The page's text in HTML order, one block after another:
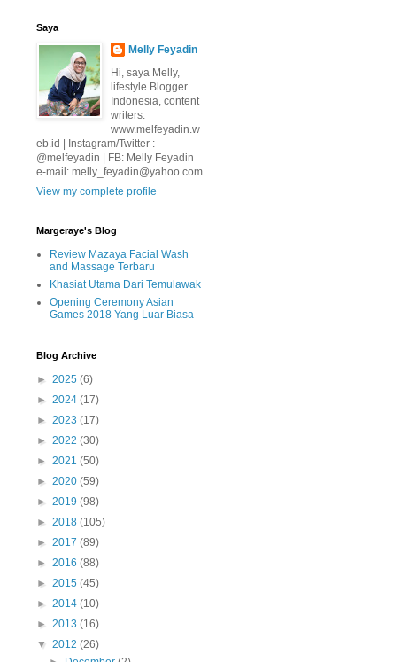
Saya
Melly Feyadin
Hi, saya Melly,
lifestyle Blogger
Indonesia, content
writers.
www.melfeyadin.w
eb.id | Instagram/Twitter :
@melfeyadin | FB: Melly Feyadin
e-mail: melly_feyadin@yahoo.com
View my complete profile
Margeraye's Blog
Review Mazaya Facial Wash
and Massage Terbaru
Khasiat Utama Dari Temulawak
Opening Ceremony Asian
Games 2018 Yang Luar Biasa
Blog Archive
► 2025 (6)
► 2024 (17)
► 2023 (17)
► 2022 (30)
► 2021 (50)
► 2020 (59)
► 2019 (98)
► 2018 (105)
► 2017 (89)
► 2016 (88)
► 2015 (45)
► 2014 (10)
► 2013 (16)
▼ 2012 (26)